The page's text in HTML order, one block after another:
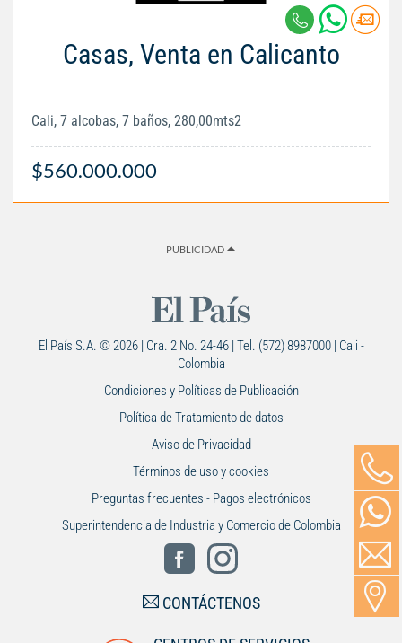
Casas, Venta en Calicanto
Cali, 7 alcobas, 7 baños, 280,00mts2
$560.000.000
PUBLICIDAD
El País S.A. © 2026 | Cra. 2 No. 24-46 | Tel. (572) 8987000 | Cali -
Colombia
Condiciones y Políticas de Publicación
Política de Tratamiento de datos
Aviso de Privacidad
Términos de uso y cookies
Preguntas frecuentes - Pagos electrónicos
Superintendencia de Industria y Comercio de Colombia
CONTÁCTENOS